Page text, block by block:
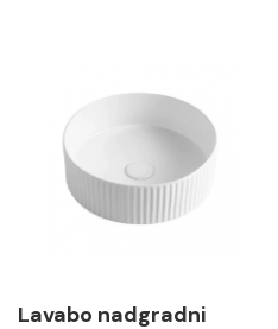
Lavabo nadgradni